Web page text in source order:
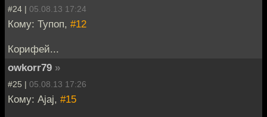
#24 | 05.08.13 17:24
Кому: Тупоп, #12
Корифей...
owkorr79 »
#25 | 05.08.13 17:26
Кому: Ajaj, #15